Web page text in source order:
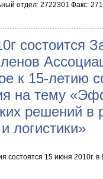
отдел: 2722301 Факс:
состоится
к 15-летию
на тему
решений в
логистики»
состоятся 15 июня 2010г.